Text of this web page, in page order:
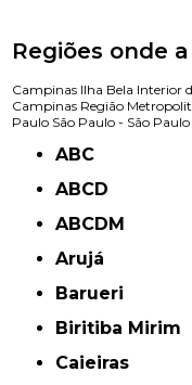
Regiões onde
Campinas Ilha Bela Interior
Campinas Região
Paulo São Paulo - São
ABC
ABCD
ABCDM
Arujá
Barueri
Biritiba Mirim
Caieiras